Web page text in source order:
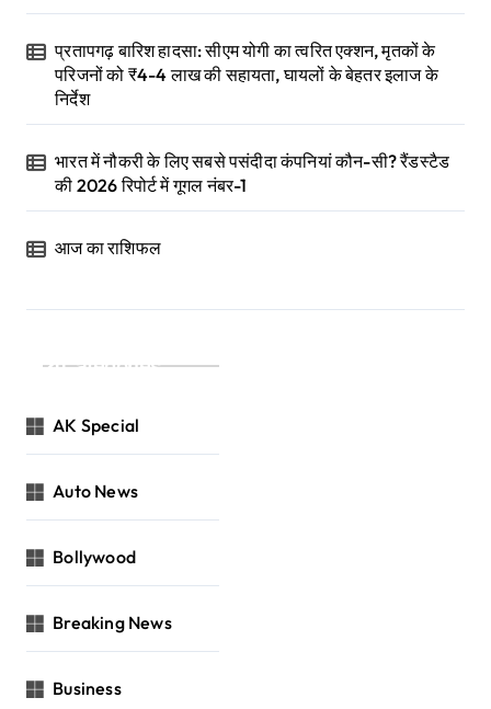
प्रतापगढ़ बारिश हादसा: सीएम योगी का त्वरित एक्शन, मृतकों के
परिजनों को ₹4-4 लाख की सहायता, घायलों के बेहतर इलाज के
निर्देश
भारत में नौकरी के लिए सबसे पसंदीदा कंपनियां कौन-सी? रैंडस्टैड
की 2026 रिपोर्ट में गूगल नंबर-1
आज का राशिफल
Categories
AK Special
Auto News
Bollywood
Breaking News
Business